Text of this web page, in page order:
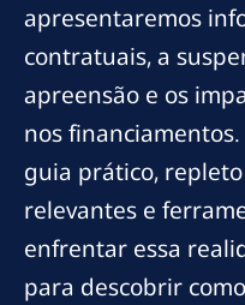
apresentaremos
contratuais, a
apreensão e os
nos
guia prático,
relevantes e
enfrentar essa
para descobrir